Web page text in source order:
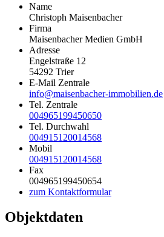
Name
Christoph Maisenbacher
Firma
Maisenbacher Medien GmbH
Adresse
Engelstraße 12
54292 Trier
E-Mail Zentrale
info@maisenbacher-immobilien.de
Tel. Zentrale
004965199450650
Tel. Durchwahl
004915120014568
Mobil
004915120014568
Fax
004965199450654
zum Kontaktformular
Objektdaten